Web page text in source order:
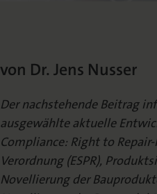
News
Neuigkeiten & Aktuelles
Sozialwissenschaften
Open Access
Dozentenservice
Belegexemplar für Lehrende
Shop
Podcast
von Dr. Jens Nusser
Der nachstehende Beitrag
ausgewählte aktuelle
Compliance: Right to
Verordnung (ESPR),
Novellierung der